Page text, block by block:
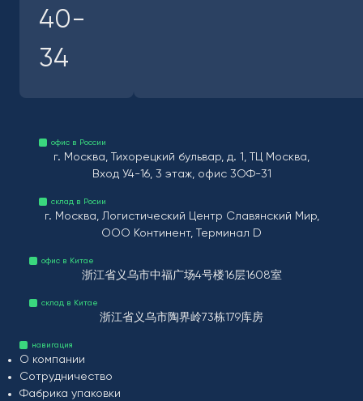
40-
34
офис в России
г. Москва, Тихорецкий бульвар, д. 1, ТЦ Москва,
Вход У4-16, 3 этаж, офис 3ОФ-31
склад в Росии
г. Москва, Логистический Центр Славянский Мир,
ООО Континент, Терминал D
офис в Китае
浙江省义乌市中福广场4号楼16层1608室
склад в Китае
浙江省义乌市陶界岭73栋179库房
навигация
О компании
Сотрудничество
Фабрика упаковки